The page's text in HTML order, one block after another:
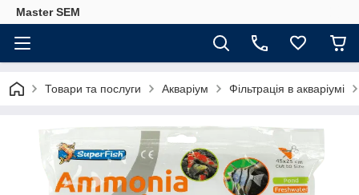
Master SEM
Товари та послуги Акваріум Фільтрація в акваріумі